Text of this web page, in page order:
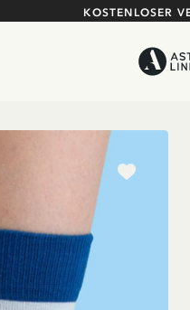
KOSTENLOSER